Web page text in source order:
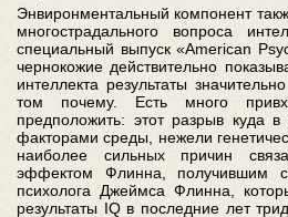
Энвиронментальный компонент
многострадального вопроса
специальный выпуск «American
чернокожие действительно
интеллекта результаты
том почему. Есть много
предположить: этот разрыв куда
факторами среды, нежели
наиболее сильных причин
эффектом Флинна, получившим
психолога Джеймса Флинна,
результаты IQ в последние лет